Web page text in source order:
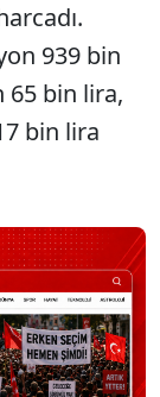
939 bin
65 bin lira,
bin lira